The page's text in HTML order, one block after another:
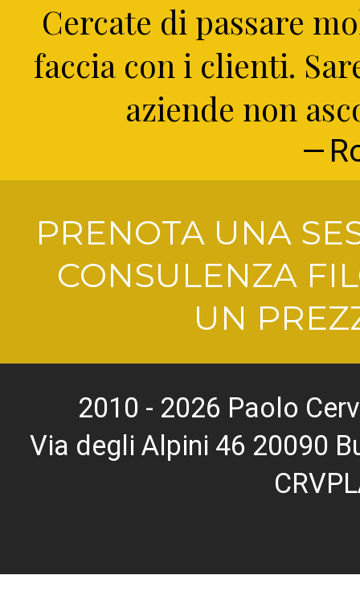
Cercate di passare
faccia con i clienti.
aziende non
PRENOTA UNA
CONSULENZA
UN
2010 - 2026 Paolo
Via degli Alpini 46 20090